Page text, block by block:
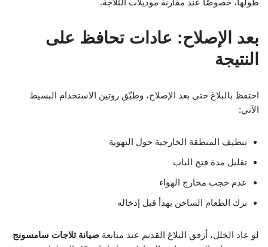
بعد الإصلاح: عادات تحافظ على
النتيجة
احتفظ بالبلاغ حتى بعد الإصلاح، وطبّق روتين الاستخدام البسيط
الآتي:
تنظيف المنطقة الخارجية حول التهوية
تقليل مدة فتح الباب
عدم حجب مخارج الهواء
ترك الطعام الساخن يهدأ قبل إدخاله
لو عاد الخلل، أرفق البلاغ القديم عند متابعة صيانة ثلاجات سامسونج